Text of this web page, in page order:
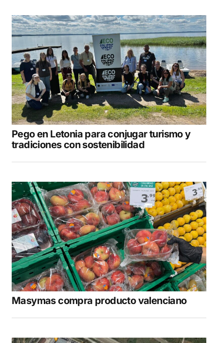
Pego en Letonia para conjugar turismo y
tradiciones con sostenibilidad
Masymas compra producto valenciano